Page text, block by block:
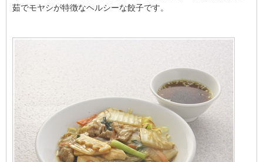
茹でモヤシが特徴なヘルシーな餃子です。